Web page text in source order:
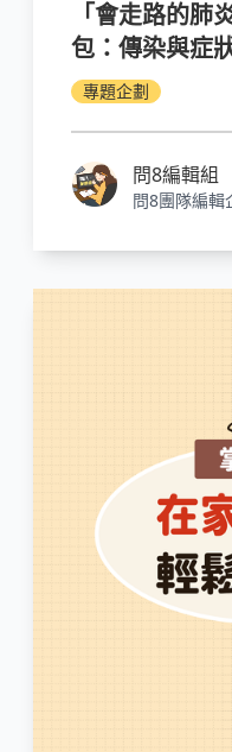
「會走路的
包：傳染與症
專題企劃
問8編輯組
問8團隊編輯